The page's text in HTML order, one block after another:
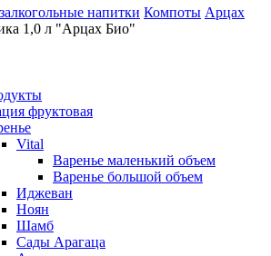
напитки Компоты Арцах
1,0 л "Арцах Био"
фруктовая
Vital
Варенье маленький объем
Варенье большой объем
Иджеван
Ноян
Шамб
Сады Арагаца